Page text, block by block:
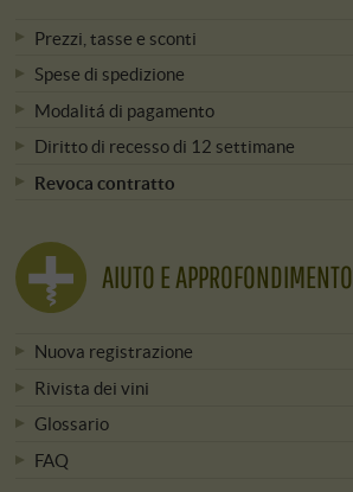
Prezzi, tasse e sconti
Spese di spedizione
Modalitá di pagamento
Diritto di recesso di 12 settimane
Revoca contratto
AIUTO E APPROFONDIMENTO
Nuova registrazione
Rivista dei vini
Glossario
FAQ